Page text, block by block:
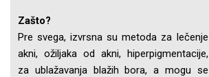
Zašto?
Pre svega, izvrsna su metoda za lečenje
akni, ožiljaka od akni, hiperpigmentacije,
za ublažavanja blažih bora, a mogu se